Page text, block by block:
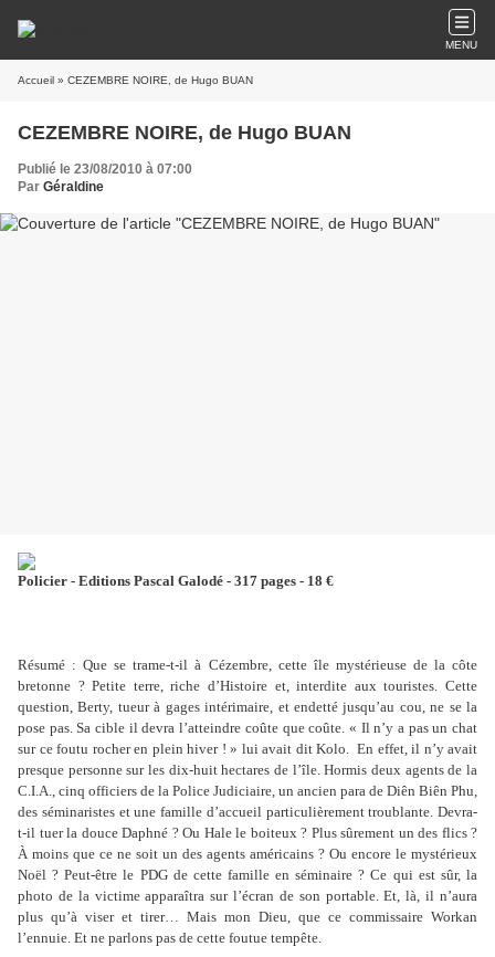
MENU
Accueil » CEZEMBRE NOIRE, de Hugo BUAN
CEZEMBRE NOIRE, de Hugo BUAN
Publié le 23/08/2010 à 07:00
Par Géraldine
Policier - Editions Pascal Galodé - 317 pages - 18 €
Résumé : Que se trame-t-il à Cézembre, cette île mystérieuse de la côte
bretonne ? Petite terre, riche d’Histoire et, interdite aux touristes. Cette
question, Berty, tueur à gages intérimaire, et endetté jusqu’au cou, ne se la
pose pas. Sa cible il devra l’atteindre coûte que coûte. « Il n’y a pas un chat
sur ce foutu rocher en plein hiver ! » lui avait dit Kolo. En effet, il n’y avait
presque personne sur les dix-huit hectares de l’île. Hormis deux agents de la
C.I.A., cinq officiers de la Police Judiciaire, un ancien para de Diên Biên Phu,
des séminaristes et une famille d’accueil particulièrement troublante. Devra-
t-il tuer la douce Daphné ? Ou Hale le boiteux ? Plus sûrement un des flics ?
À moins que ce ne soit un des agents américains ? Ou encore le mystérieux
Noël ? Peut-être le PDG de cette famille en séminaire ? Ce qui est sûr, la
photo de la victime apparaîtra sur l’écran de son portable. Et, là, il n’aura
plus qu’à viser et tirer… Mais mon Dieu, que ce commissaire Workan
l’ennuie. Et ne parlons pas de cette foutue tempête.